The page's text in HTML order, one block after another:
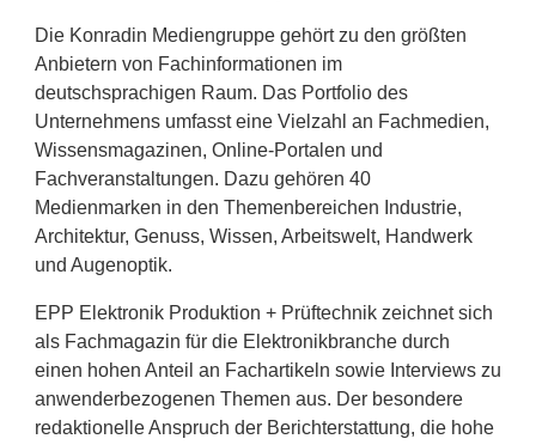
Die Konradin Mediengruppe gehört zu den größten
Anbietern von Fachinformationen im
deutschsprachigen Raum. Das Portfolio des
Unternehmens umfasst eine Vielzahl an Fachmedien,
Wissensmagazinen, Online-Portalen und
Fachveranstaltungen. Dazu gehören 40
Medienmarken in den Themenbereichen Industrie,
Architektur, Genuss, Wissen, Arbeitswelt, Handwerk
und Augenoptik.
EPP Elektronik Produktion + Prüftechnik zeichnet sich
als Fachmagazin für die Elektronikbranche durch
einen hohen Anteil an Fachartikeln sowie Interviews zu
anwenderbezogenen Themen aus. Der besondere
redaktionelle Anspruch der Berichterstattung, die hohe